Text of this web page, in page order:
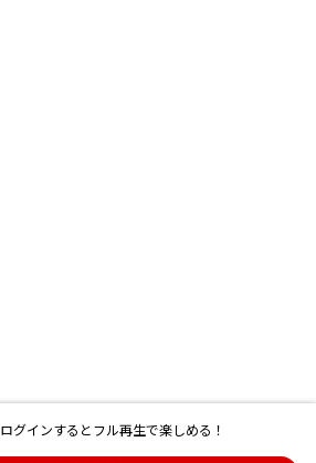
ログインするとフル再生で楽しめる！